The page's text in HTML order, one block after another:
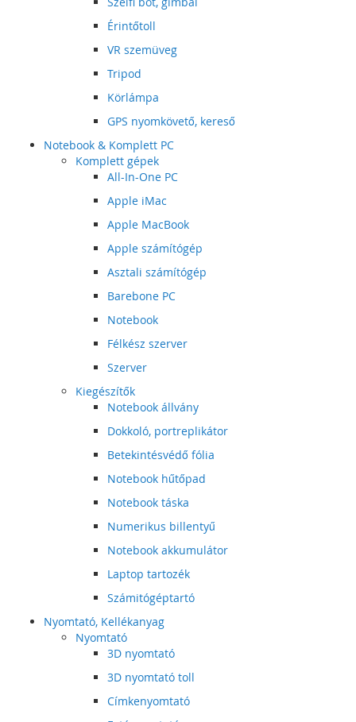
Érintőtoll
VR szemüveg
Tripod
Körlámpa
GPS nyomkövető, kereső
Notebook & Komplett PC
Komplett gépek
All-In-One PC
Apple iMac
Apple MacBook
Apple számítógép
Asztali számítógép
Barebone PC
Notebook
Félkész szerver
Szerver
Kiegészítők
Notebook állvány
Dokkoló, portreplikátor
Betekintésvédő fólia
Notebook hűtőpad
Notebook táska
Numerikus billentyű
Notebook akkumulátor
Laptop tartozék
Számitógéptartó
Nyomtató, Kellékanyag
Nyomtató
3D nyomtató
3D nyomtató toll
Címkenyomtató